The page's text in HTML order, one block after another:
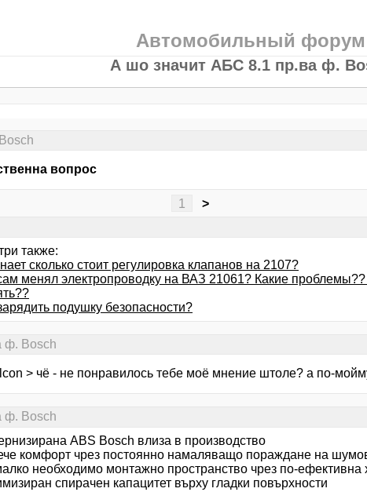
Автомобильный форум
А шо значит AБC 8.1 пp.вa ф.
вопрос
1 >
также:
сколько стоит регулировка клапанов на 2107?
менял электропроводку на ВАЗ 21061? Какие
подушку безопасности?
ф. Bosсh
> чё - не понравилось тебе моё мнение штоле? а по-
ф. Bosсh
ABS Bosch влиза в производство
комфорт чрез постоянно намаляващо пораждане на
необходимо монтажно пространство чрез по-ефективна
спирачен капацитет върху гладки повърхности